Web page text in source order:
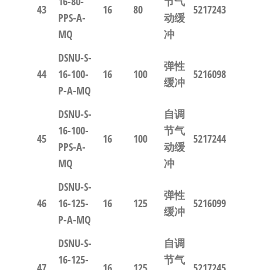
43
PPS-A-
MQ
16 80
动缓
冲
5217243
44
DSNU-S-
16-100-
P-A-MQ
16 100
弹性
缓冲
5216098
45
DSNU-S-
16-100-
PPS-A-
MQ
16 100
自调
节气
动缓
冲
5217244
46
DSNU-S-
16-125-
P-A-MQ
16 125
弹性
缓冲
5216099
DSNU-S-
16-125-
自调
节气